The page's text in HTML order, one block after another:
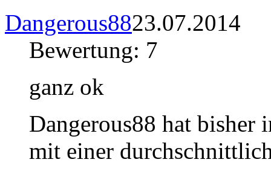
Dangerous8823.07.2014
Bewertung: 7
ganz ok
Dangerous88 hat bisher
mit einer